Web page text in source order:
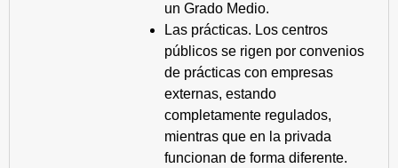
un Grado Medio.
Las prácticas. Los centros
públicos se rigen por convenios
de prácticas con empresas
externas, estando
completamente regulados,
mientras que en la privada
funcionan de forma diferente.